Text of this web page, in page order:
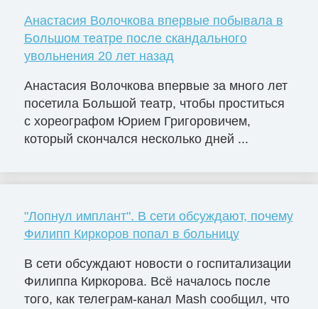
Анастасия Волочкова впервые побывала в
Большом театре после скандального
увольнения 20 лет назад
Анастасия Волочкова впервые за много лет
посетила Большой театр, чтобы проститься
с хореографом Юрием Григоровичем,
который скончался несколько дней ...
"Лопнул имплант". В сети обсуждают, почему
Филипп Киркоров попал в больницу
В сети обсуждают новости о госпитализации
Филиппа Киркорова. Всё началось после
того, как телеграм-канал Mash сообщил, что